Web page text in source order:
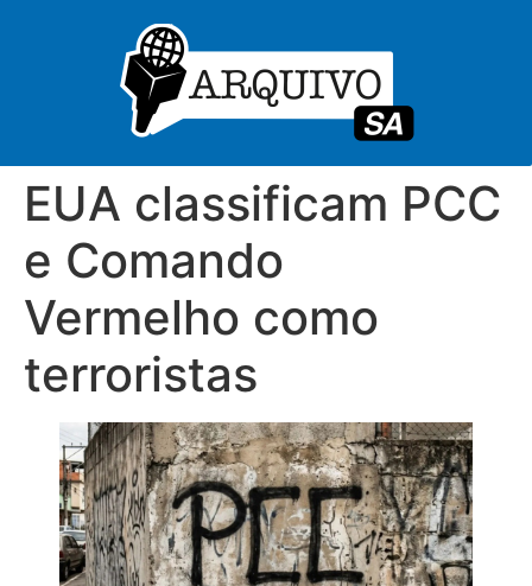
EUA classificam PCC
e Comando
Vermelho como
terroristas